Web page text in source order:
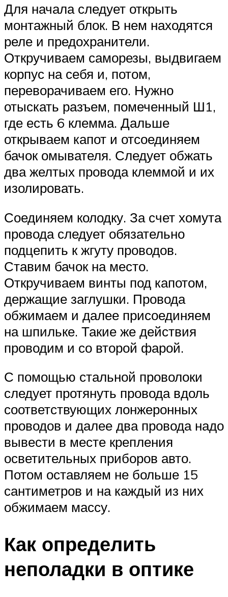
Для начала следует открыть
монтажный блок. В нем находятся
реле и предохранители.
Откручиваем саморезы, выдвигаем
корпус на себя и, потом,
переворачиваем его. Нужно
отыскать разъем, помеченный Ш1,
где есть 6 клемма. Дальше
открываем капот и отсоединяем
бачок омывателя. Следует обжать
два желтых провода клеммой и их
изолировать.
Соединяем колодку. За счет хомута
провода следует обязательно
подцепить к жгуту проводов.
Ставим бачок на место.
Откручиваем винты под капотом,
держащие заглушки. Провода
обжимаем и далее присоединяем
на шпильке. Такие же действия
проводим и со второй фарой.
С помощью стальной проволоки
следует протянуть провода вдоль
соответствующих лонжеронных
проводов и далее два провода надо
вывести в месте крепления
осветительных приборов авто.
Потом оставляем не больше 15
сантиметров и на каждый из них
обжимаем массу.
Как определить
неполадки в оптике